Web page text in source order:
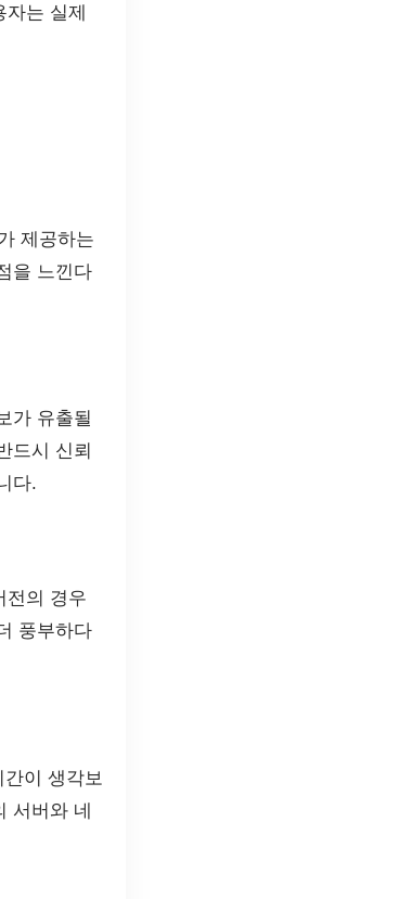
는 실제
제공하는
을 느낀다
가 유출될
드시 신뢰
다.
전의 경우
풍부하다
이 생각보
서버와 네